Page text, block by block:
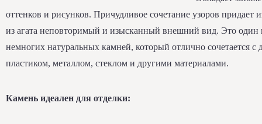
оттенков и рисунков. Причудливое сочетание узоров придает
из агата неповторимый и изысканный внешний вид. Это один
немногих натуральных камней, который отлично сочетается с
пластиком, металлом, стеклом и другими материалами.
Камень идеален для отделки: